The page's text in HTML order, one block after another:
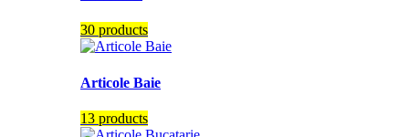
30 products
Articole Baie
13 products